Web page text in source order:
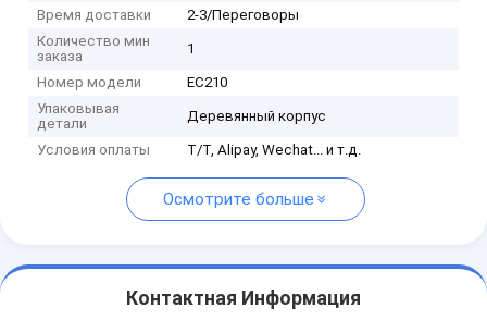
Время доставки
2-3/Переговоры
Количество мин
заказа
1
Номер модели
EC210
Упаковывая
детали
Деревянный корпус
Условия оплаты T/T, Alipay, Wechat... и т.д.
Осмотрите больше
Контактная Информация